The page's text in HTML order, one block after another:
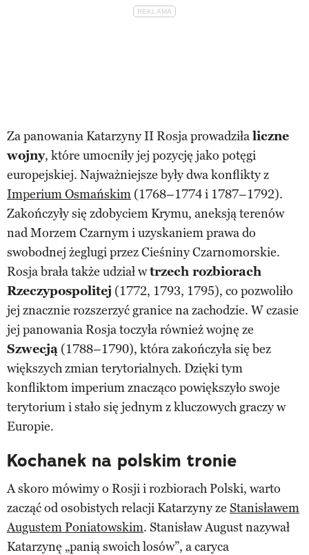
Za panowania Katarzyny II Rosja prowadziłaliczne
wojny, które umocniły jej pozycję jako potęgi
europejskiej. Najważniejsze były dwa konflikty z
Imperium Osmańskim (1768–1774 i 1787–1792).
Zakończyły się zdobyciem Krymu, aneksją terenów
nad Morzem Czarnym i uzyskaniem prawa do
swobodnej żeglugi przez Cieśniny Czarnomorskie.
Rosja brała także udział wtrzech rozbiorach
Rzeczypospolitej (1772, 1793, 1795), co pozwoliło
jej znacznie rozszerzyć granice na zachodzie. W czasie
jej panowania Rosja toczyła również wojnę ze
Szwecją (1788–1790), która zakończyła się bez
większych zmian terytorialnych. Dzięki tym
konfliktom imperium znacząco powiększyło swoje
terytorium i stało się jednym z kluczowych graczy w
Europie.
Kochanek na polskim tronie
A skoro mówimy o Rosji i rozbiorach Polski, warto
zacząć od osobistych relacji Katarzyny ze Stanisławem
Augustem Poniatowskim. Stanisław August nazywał
Katarzynę „panią swoich losów”, a caryca